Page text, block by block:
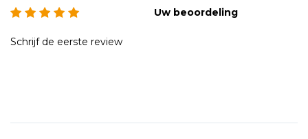
Uw beoordeling
Schrijf de eerste review